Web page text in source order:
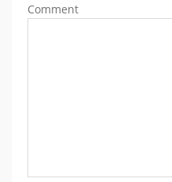
Comment